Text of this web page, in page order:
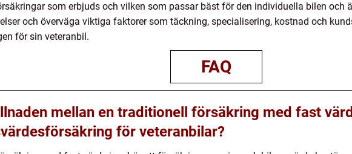
som erbjuds och vilken som passar bäst för den individuella bilen och
och överväga viktiga faktorer som täckning, specialisering, kostnad och
för sin veteranbil.
FAQ
mellan en traditionell försäkring med fast
för veteranbilar?